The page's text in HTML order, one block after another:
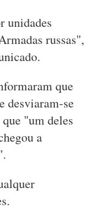
unidades
russas",
que
desviaram-se
"um deles
a